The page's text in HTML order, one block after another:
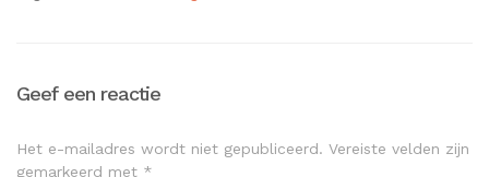
Geef een reactie
Het e-mailadres wordt niet gepubliceerd. Vereiste velden zijn
gemarkeerd met *